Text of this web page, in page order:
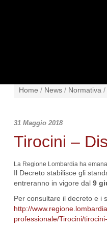
Home / News / Normativa /
31 Maggio 2018
Tirocini –
La Regione Lombardia ha
Il Decreto stabilisce gli
entreranno in vigore dal 9
Per consultare il decreto e i
http://
professionale/Tirocini/